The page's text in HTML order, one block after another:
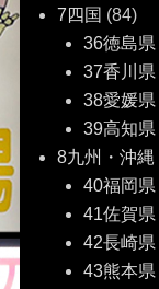
7四国 (84)
36徳島県
37香川県
38愛媛県
39高知県
8九州・沖縄
40福岡県
41佐賀県
42長崎県
43熊本県